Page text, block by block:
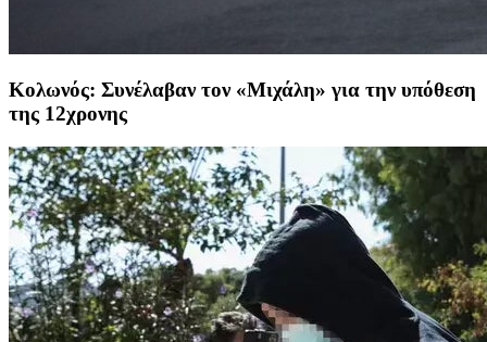
Κολωνός: Συνέλαβαν τον «Μιχάλη» για την υπόθεση
της 12χρονης